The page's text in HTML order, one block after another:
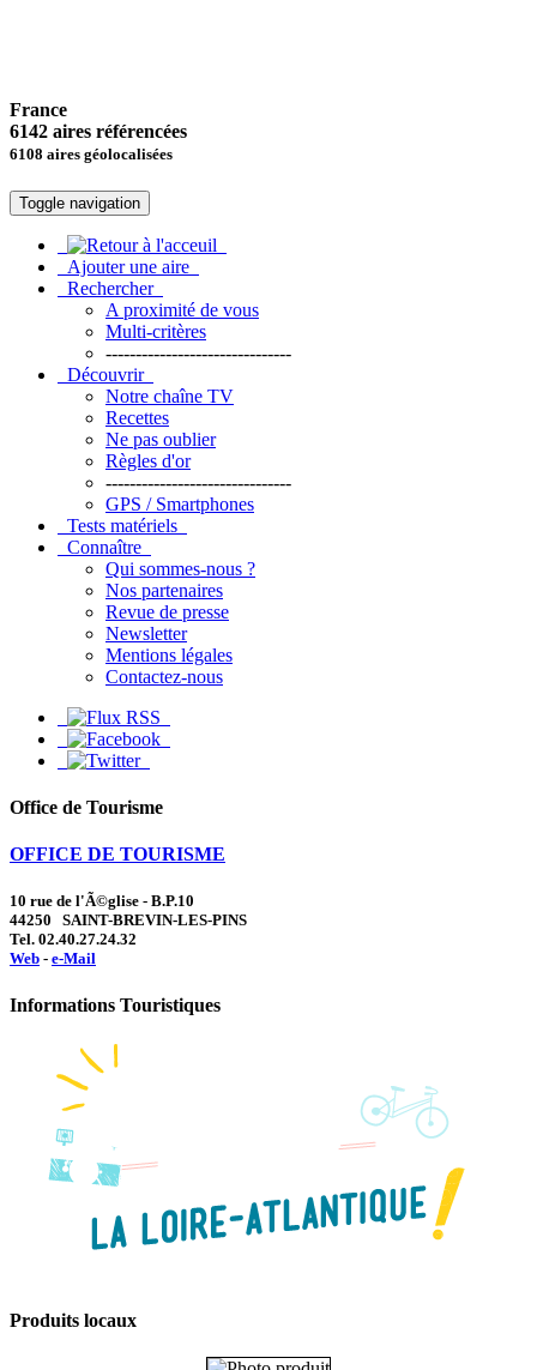
France
6142 aires référencées
6108 aires géolocalisées
Toggle navigation
Ajouter une aire
Rechercher
A proximité de vous
Multi-critères
-------------------------------
Découvrir
Notre chaîne TV
Recettes
Ne pas oublier
Règles d'or
-------------------------------
GPS / Smartphones
Tests matériels
Connaître
Qui sommes-nous ?
Nos partenaires
Revue de presse
Newsletter
Mentions légales
Contactez-nous
Office de Tourisme
OFFICE DE TOURISME
10 rue de l'Ã©glise - B.P.10
44250 SAINT-BREVIN-LES-PINS
Tel. 02.40.27.24.32
Web - e-Mail
Informations Touristiques
Produits locaux